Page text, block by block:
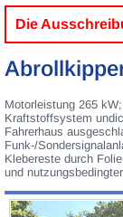
Die
Motorleistung 265
Kraftstoffsystem
Fahrerhaus
Funk-/
Klebereste durch
und